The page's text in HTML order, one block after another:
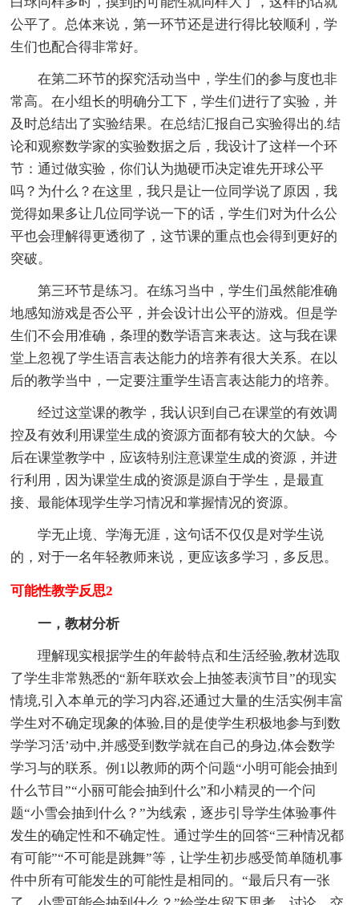
公平了。总体来说，第一环节还是进行得比较顺利，学
生们也配合得非常好。
在第二环节的探究活动当中，学生们的参与度也非
常高。在小组长的明确分工下，学生们进行了实验，并
及时总结出了实验结果。在总结汇报自己实验得出的.结
论和观察数学家的实验数据之后，我设计了这样一个环
节：通过做实验，你们认为抛硬币决定谁先开球公平
吗？为什么？在这里，我只是让一位同学说了原因，我
觉得如果多让几位同学说一下的话，学生们对为什么公
平也会理解得更透彻了，这节课的重点也会得到更好的
突破。
第三环节是练习。在练习当中，学生们虽然能准确
地感知游戏是否公平，并会设计出公平的游戏。但是学
生们不会用准确，条理的数学语言来表达。这与我在课
堂上忽视了学生语言表达能力的培养有很大关系。在以
后的教学当中，一定要注重学生语言表达能力的培养。
经过这堂课的教学，我认识到自己在课堂的有效调
控及有效利用课堂生成的资源方面都有较大的欠缺。今
后在课堂教学中，应该特别注意课堂生成的资源，并进
行利用，因为课堂生成的资源是源自于学生，是最直
接、最能体现学生学习情况和掌握情况的资源。
学无止境、学海无涯，这句话不仅仅是对学生说
的，对于一名年轻教师来说，更应该多学习，多反思。
可能性教学反思2
一，教材分析
理解现实根据学生的年龄特点和生活经验,教材选取
了学生非常熟悉的“新年联欢会上抽签表演节目”的现实
情境,引入本单元的学习内容,还通过大量的生活实例丰富
学生对不确定现象的体验,目的是使学生积极地参与到数
学学习活’动中,并感受到数学就在自己的身边,体会数学
学习与的联系。例1以教师的两个问题“小明可能会抽到
什么节目”“小丽可能会抽到什么”和小精灵的一个问
题“小雪会抽到什么？”为线索，逐步引导学生体验事件
发生的确定性和不确定性。通过学生的回答“三种情况都
有可能”“不可能是跳舞”等，让学生初步感受简单随机事
件中所有可能发生的可能性是相同的。“最后只有一张